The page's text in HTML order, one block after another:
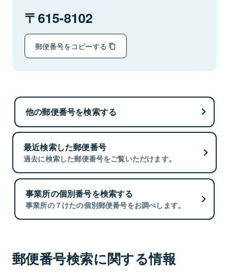
615-8102
郵便番号をコピーする
他の郵便番号を検索する
最近検索した郵便番号
過去に検索した郵便番号をご覧いただけます。
事業所の個別番号を検索する
事業所の７けたの個別郵便番号をお調べします。
郵便番号検索に関する情報